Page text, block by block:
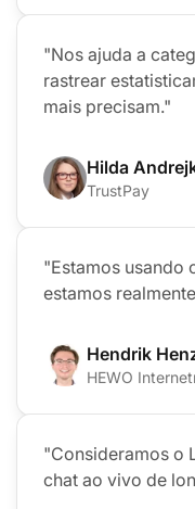
"Nos ajuda a
rastrear
mais precisam."
Hilda
TrustPay
"Estamos usando
estamos
Hendrik
HEWO
"Consideramos o
chat ao vivo de